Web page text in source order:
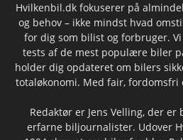
Hvilkenbil.dk fokuserer på
og behov – ikke mindst hvad
for dig som bilist og forbruger.
tests af de mest populære biler
holder dig opdateret om bilers
totaløkonomi. Med fair,
Redaktør er Jens Velling, der
erfarne biljournalister. Udover